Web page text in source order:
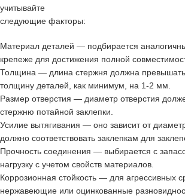
учитывайте
следующие факторы:
Материал деталей — подбирается
крепеже для достижения полной
Толщина — длина стержня должна
толщину деталей, как минимум, на 1-2 мм.
Размер отверстия — диаметр отверстия
стержню потайной заклепки.
Усилие вытягивания — оно зависит от
должно соответствовать заклепкам для
Прочность соединения — выбирается с
нагрузку с учетом свойств материалов.
Коррозионная стойкость — для агрессивных
нержавеющие или оцинкованные